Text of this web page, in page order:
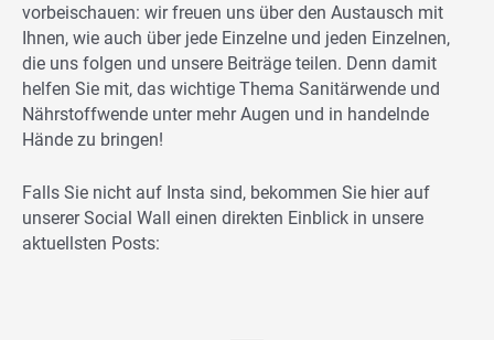
vorbeischauen: wir freuen uns über den Austausch mit
Ihnen, wie auch über jede Einzelne und jeden Einzelnen,
die uns folgen und unsere Beiträge teilen. Denn damit
helfen Sie mit, das wichtige Thema Sanitärwende und
Nährstoffwende unter mehr Augen und in handelnde
Hände zu bringen!
Falls Sie nicht auf Insta sind, bekommen Sie hier auf
unserer Social Wall einen direkten Einblick in unsere
aktuellsten Posts: